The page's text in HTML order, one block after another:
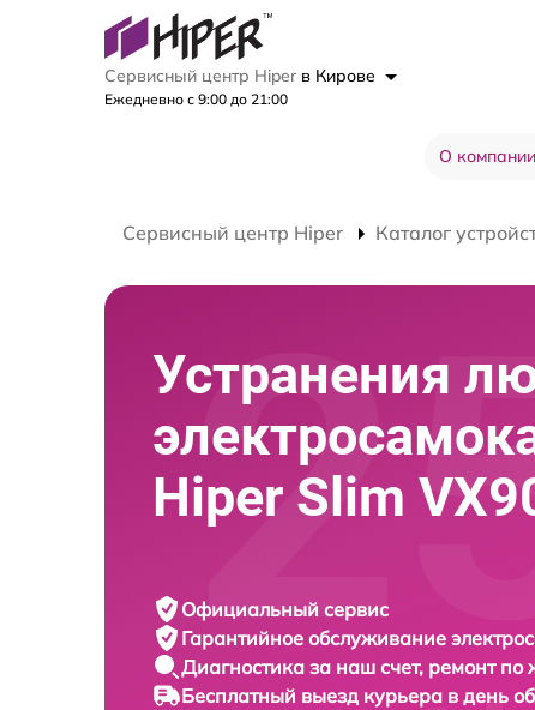
Сервисный центр Hiper в Кирове
Ежедневно с 9:00 до 21:00
О компании
Сервисный центр Hiper Каталог
Устранения
Hiper Slim
Официальный сервис
Гарантийное обслуживание
Диагностика за наш счет, ремонт по
Бесплатный выезд курьера в день